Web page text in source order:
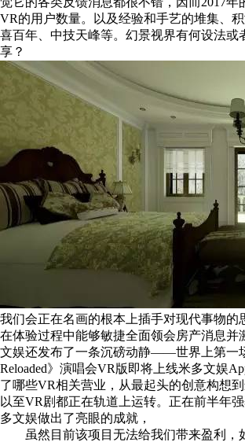
VR的用户数量。以及经验和手艺的堆集、
喜百年、中技天峰等。幻景视界有何设法或
享？
我们会正在名画的根本上插手对现代事物的
在体验过程中能够敏捷全面领会房产消息并
文娱还发布了一条沉磅动静——世界上第一
Reloaded》演唱会VR版即将上线米多文娱
了哪些VR相关营业，从最起头的创意构想到
以至VR剧都正在轨道上运转。正在前半年
多文娱做出了亮眼的成就，
虽然目前该项目无法给我们带来盈利，